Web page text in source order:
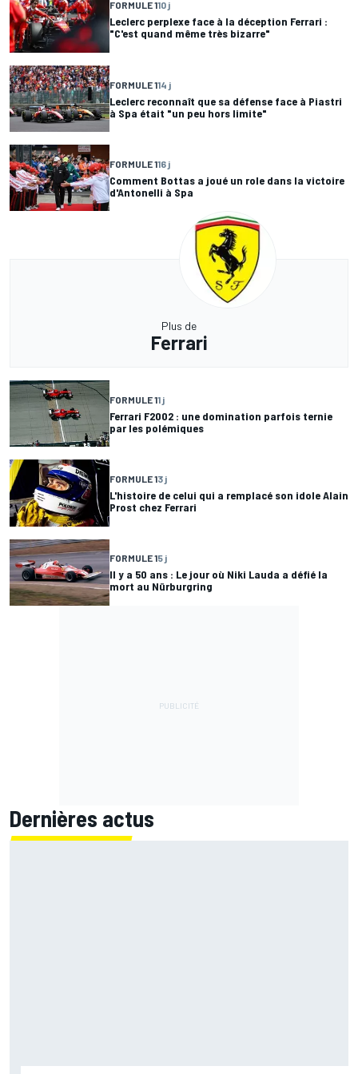
FORMULE 110 j
Leclerc perplexe face à la déception Ferrari :
"C'est quand même très bizarre"
FORMULE 114 j
Leclerc reconnaît que sa défense face à Piastri
à Spa était "un peu hors limite"
FORMULE 116 j
Comment Bottas a joué un role dans la victoire
d'Antonelli à Spa
Plus de
Ferrari
FORMULE 11 j
Ferrari F2002 : une domination parfois ternie
par les polémiques
FORMULE 13 j
L'histoire de celui qui a remplacé son idole Alain
Prost chez Ferrari
FORMULE 15 j
Il y a 50 ans : Le jour où Niki Lauda a défié la
mort au Nürburgring
Dernières actus